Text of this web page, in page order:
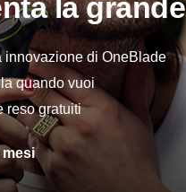
innovazione di OneBlade
quando vuoi
reso gratuiti
mesi